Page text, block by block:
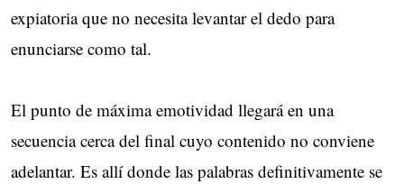
expiatoria que no necesita levantar el dedo para
enunciarse como tal.
El punto de máxima emotividad llegará en una
secuencia cerca del final cuyo contenido no conviene
adelantar. Es allí donde las palabras definitivamente se